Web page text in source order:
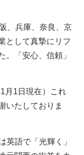
、兵庫、奈良、京
として真摯にリフ
。「安心、信頼」
月1日現在）これ
いたしておりま
英語で「光輝く」